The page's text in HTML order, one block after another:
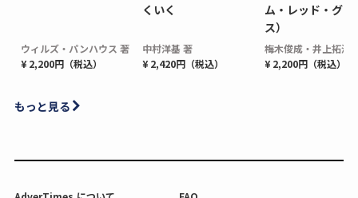
ウィルズ・パンハウス 著
¥ 2,200円（税込）
くいく
中村洋基 著
¥ 2,420円（税込）
ム・レッド・グロ
ス）
梅木俊成・井上拓海
¥ 2,200円（税込）
もっと見る